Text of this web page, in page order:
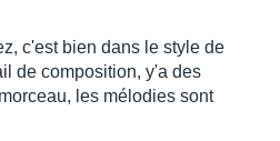
c'est bien dans le style de
de composition, y'a des
les mélodies sont